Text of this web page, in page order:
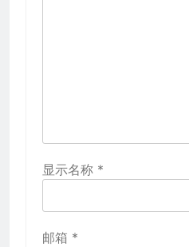
显示名称 *
邮箱 *